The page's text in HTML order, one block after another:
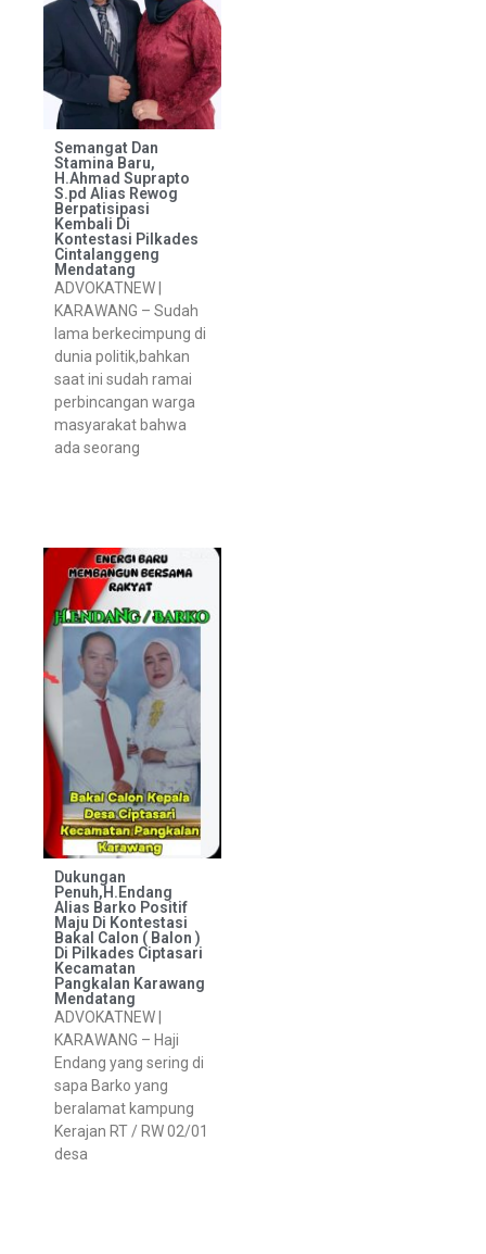
Semangat Dan
Stamina Baru,
H.Ahmad Suprapto
S.pd Alias Rewog
Berpatisipasi
Kembali Di
Kontestasi Pilkades
Cintalanggeng
Mendatang
ADVOKATNEW |
KARAWANG – Sudah
lama berkecimpung di
dunia politik,bahkan
saat ini sudah ramai
perbincangan warga
masyarakat bahwa
ada seorang
Dukungan
Penuh,H.Endang
Alias Barko Positif
Maju Di Kontestasi
Bakal Calon ( Balon )
Di Pilkades Ciptasari
Kecamatan
Pangkalan Karawang
Mendatang
ADVOKATNEW |
KARAWANG – Haji
Endang yang sering di
sapa Barko yang
beralamat kampung
Kerajan RT / RW 02/01
desa